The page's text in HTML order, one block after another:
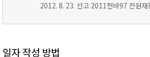
2012. 8. 23. 선고 2011헌바97 전원재
일자 작성 방법